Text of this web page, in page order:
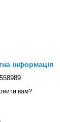
інформація
вам?